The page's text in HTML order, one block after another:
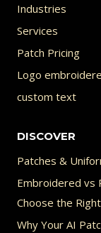
Industries
Services
Patch Pricing
Logo
custom text
DISCOVER
Patches &
Embroidered vs
Choose the
Why Your AI